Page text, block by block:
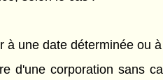
une date déterminée ou
corporation sans